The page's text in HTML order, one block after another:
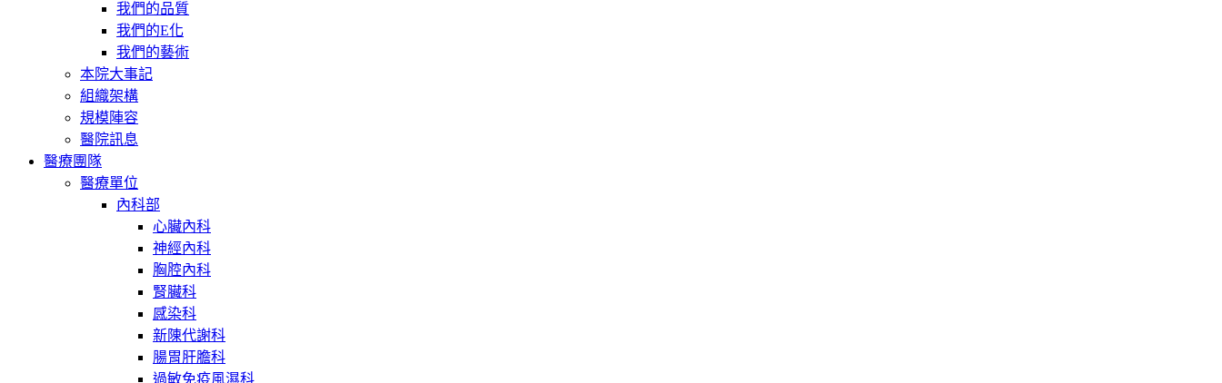
我們的品質
我們的E化
我們的藝術
本院大事記
組織架構
規模陣容
醫院訊息
醫療團隊
醫療單位
內科部
心臟內科
神經內科
胸腔內科
腎臟科
感染科
新陳代謝科
腸胃肝膽科
過敏免疫風濕科